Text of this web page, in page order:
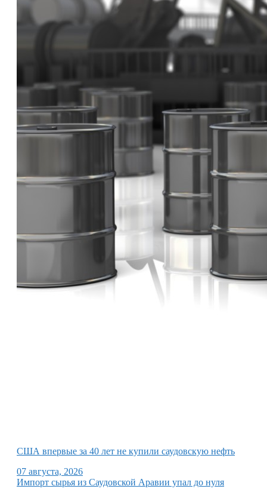
США впервые за 40 лет не купили саудовскую нефть
07 августа, 2026
Импорт сырья из Саудовской Аравии упал до нуля